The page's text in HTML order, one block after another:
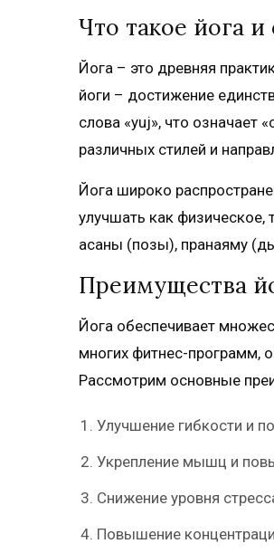
Что такое йога
Йога – это древняя
йоги – достижение
слова «yuj», что означает
различных стилей и
Йога широко
улучшать как
асаны (позы), пранаяму
Преимущества
Йога обеспечивает
многих фитнес-программ,
Рассмотрим основные
Улучшение гибкости и
Укрепление мышц и
Снижение уровня
Повышение